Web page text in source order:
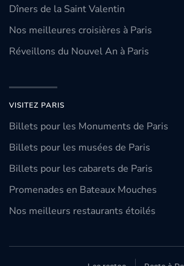
Dîners de la Saint Valentin
Nos meilleures croisières à Paris
Réveillons du Nouvel An à Paris
VISITEZ PARIS
Billets pour les Monuments de Paris
Billets pour les musées de Paris
Billets pour les cabarets de Paris
Promenades en Bateaux Mouches
Nos meilleurs restaurants étoilés